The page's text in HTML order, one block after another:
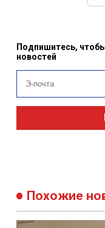
Подпишитесь,
новостей
Похожие